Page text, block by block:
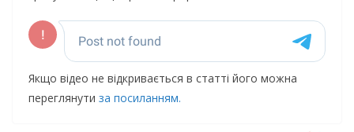
Якщо відео не відкривається в статті його можна
переглянути за посиланням.